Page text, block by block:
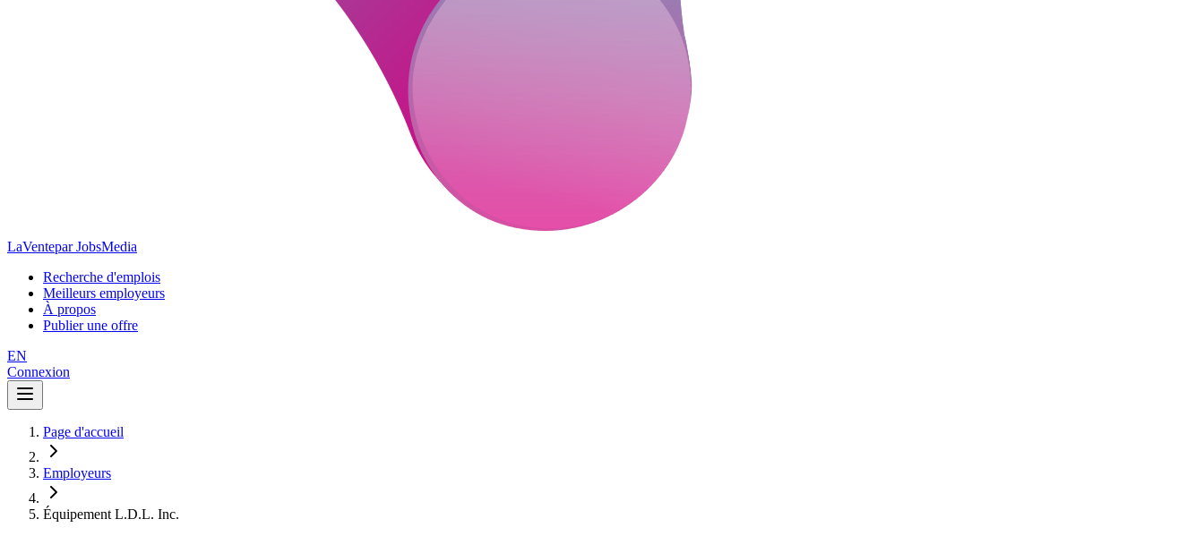
LaVentepar JobsMedia
Recherche d'emplois
Meilleurs employeurs
À propos
Publier une offre
EN
Connexion
Page d'accueil
Employeurs
Équipement L.D.L. Inc.